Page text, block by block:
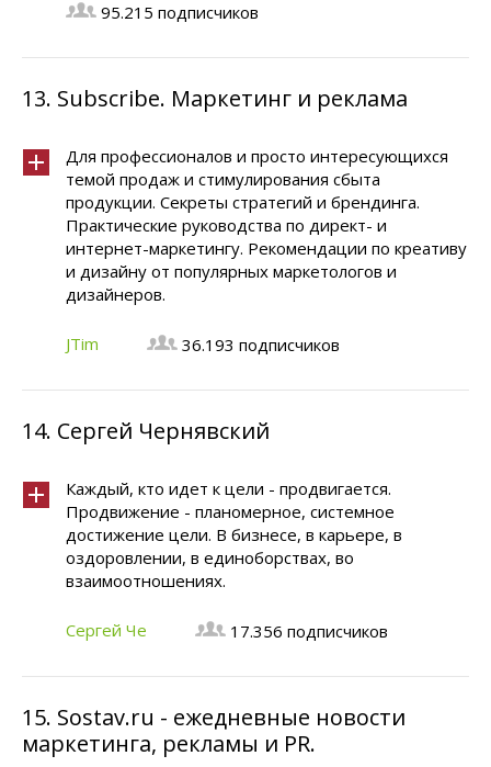
95.215 подписчиков
13. Subscribe. Маркетинг и реклама
Для профессионалов и просто интересующихся
темой продаж и стимулирования сбыта
продукции. Секреты стратегий и брендинга.
Практические руководства по директ- и
интернет-маркетингу. Рекомендации по креативу
и дизайну от популярных маркетологов и
дизайнеров.
JTim 36.193 подписчиков
14. Сергей Чернявский
Каждый, кто идет к цели - продвигается.
Продвижение - планомерное, системное
достижение цели. В бизнесе, в карьере, в
оздоровлении, в единоборствах, во
взаимоотношениях.
Сергей Че 17.356 подписчиков
15. Sostav.ru - ежедневные новости
маркетинга, рекламы и PR.